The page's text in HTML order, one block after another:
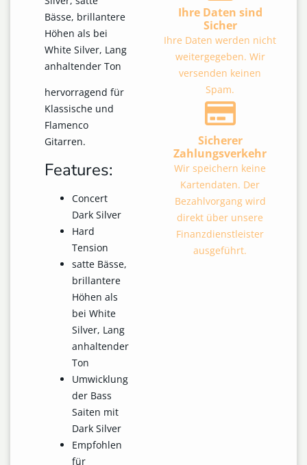
Bässe, brillantere
Höhen als bei
White Silver, Lang
anhaltender Ton
hervorragend für
Klassische und
Flamenco
Gitarren.
Features:
Concert
Dark Silver
Hard
Tension
satte Bässe,
brillantere
Höhen als
bei White
Silver, Lang
anhaltender
Ton
Umwicklung
der Bass
Saiten mit
Dark Silver
Empfohlen
für
Ihre Daten sind
Sicher
Ihre Daten werden nicht
weitergegeben. Wir
versenden keinen
Spam.
Sicherer
Zahlungsverkehr
Wir speichern keine
Kartendaten. Der
Bezahlvorgang wird
direkt über unsere
Finanzdienstleister
ausgeführt.